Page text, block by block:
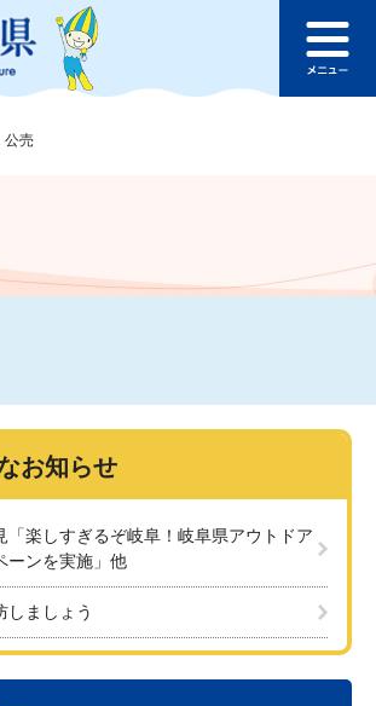
このページの本文へ
ュ
公売
お知らせ
「楽しすぎるぞ岐阜！岐阜県アウトドア
ーンを実施」他
しましょう